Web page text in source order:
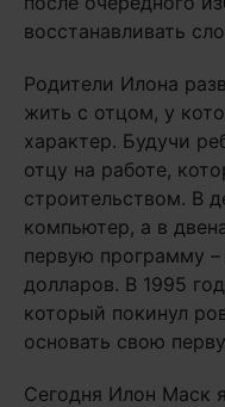
восстанавливать
Родители Илона
жить с отцом, у
характер. Будучи
отцу на работе,
строительством. В
компьютер, а в
первую программу –
долларов. В 1995
который покинул
основать свою
Сегодня Илон Маск